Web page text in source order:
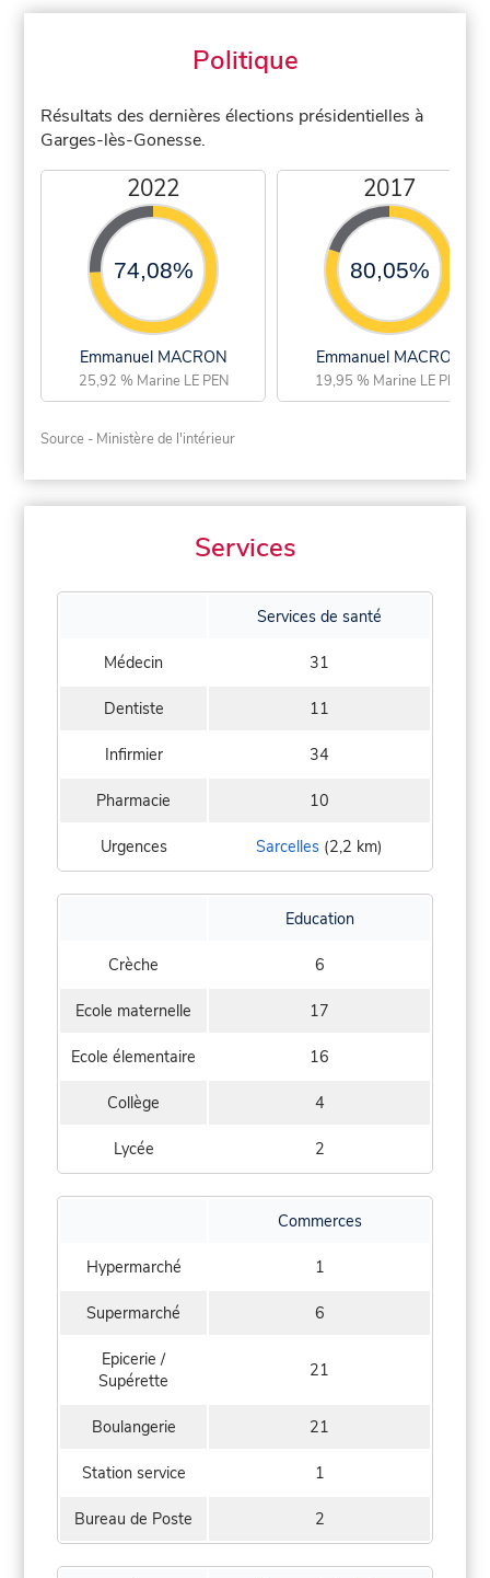
Politique
Résultats des dernières élections présidentielles à
Garges-lès-Gonesse.
2022
74,08%
Emmanuel MACRON
25,92 % Marine LE PEN
2017
80,05%
Emmanuel MACRON
19,95 % Marine LE PEN
Source - Ministère de l'intérieur
Services
Services de santé
Médecin 31
Dentiste 11
Infirmier 34
Pharmacie 10
Urgences Sarcelles (2,2 km)
Education
Crèche 6
Ecole maternelle 17
Ecole élementaire 16
Collège 4
Lycée 2
Commerces
Hypermarché 1
Supermarché 6
Epicerie /
Supérette
21
Boulangerie 21
Station service 1
Bureau de Poste 2